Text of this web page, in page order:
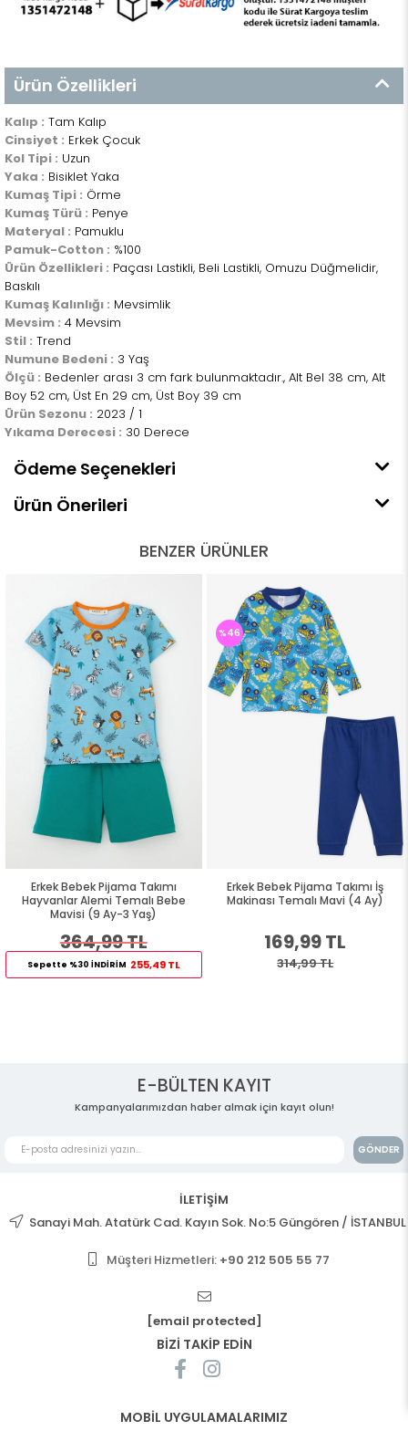
Ürün Özellikleri
Kalıp : Tam Kalıp
Cinsiyet : Erkek Çocuk
Kol Tipi : Uzun
Yaka : Bisiklet Yaka
Kumaş Tipi : Örme
Kumaş Türü : Penye
Materyal : Pamuklu
Pamuk-Cotton : %100
Ürün Özellikleri : Paçası Lastikli, Beli Lastikli, Omuzu Düğmelidir,
Baskılı
Kumaş Kalınlığı : Mevsimlik
Mevsim : 4 Mevsim
Stil : Trend
Numune Bedeni : 3 Yaş
Ölçü : Bedenler arası 3 cm fark bulunmaktadır., Alt Bel 38 cm, Alt
Boy 52 cm, Üst En 29 cm, Üst Boy 39 cm
Ürün Sezonu : 2023 / 1
Yıkama Derecesi : 30 Derece
Ödeme Seçenekleri
Ürün Önerileri
BENZER ÜRÜNLER
Erkek Bebek Pijama Takımı
Hayvanlar Alemi Temalı Bebe
Mavisi (9 Ay-3 Yaş)
364,99 TL
Sepette %30 İNDİRİM 255,49 TL
Erkek Bebek Pijama Takımı İş
Makinası Temalı Mavi (4 Ay)
169,99 TL
314,99 TL
%46
E-BÜLTEN KAYIT
Kampanyalarımızdan haber almak için kayıt olun!
GÖNDER
İLETİŞİM
Sanayi Mah. Atatürk Cad. Kayın Sok. No:5 Güngören / İSTANBUL
Müşteri Hizmetleri: +90 212 505 55 77
[email protected]
BİZİ TAKİP EDİN
MOBİL UYGULAMALARIMIZ